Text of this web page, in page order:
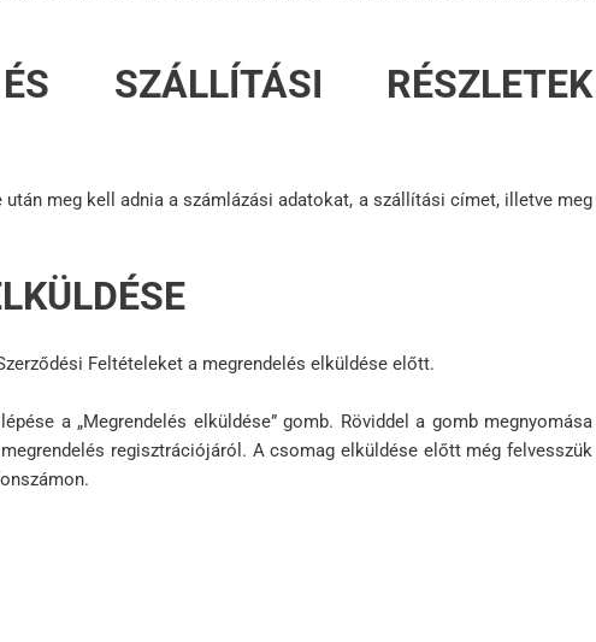
SZÁLLÍTÁSI RÉSZLETEK
meg kell adnia a számlázási adatokat, a szállítási címet, illetve meg
Feltételeket a megrendelés elküldése előtt.
a „Megrendelés elküldése” gomb. Röviddel a gomb megnyomása
regisztrációjáról. A csomag elküldése előtt még felvesszük